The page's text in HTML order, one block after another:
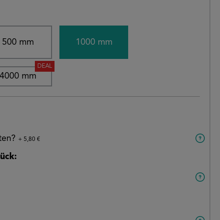
500 mm 1000 mm
4000 mm
DEAL
+ 5,80 €